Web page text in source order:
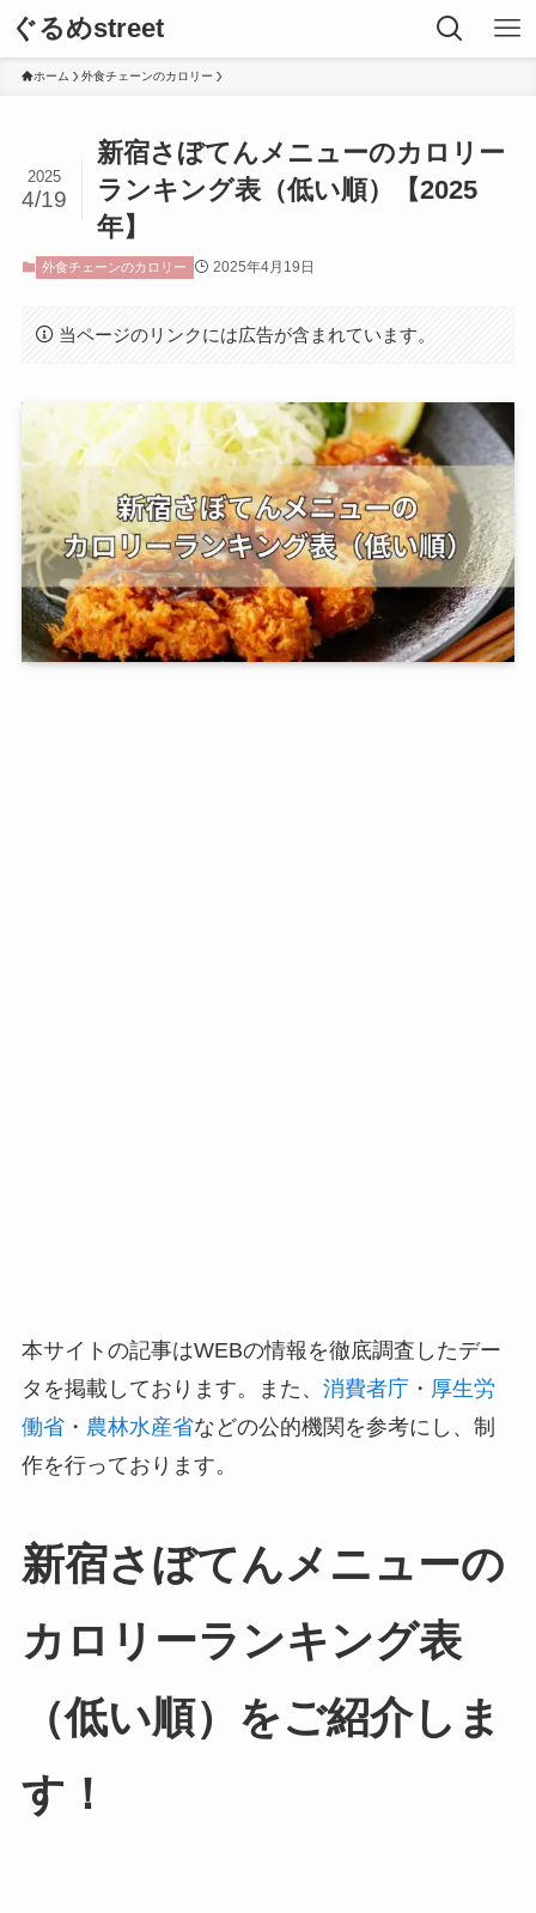
ぐるめstreet
ホーム 外食チェーンのカロリー
新宿さぼてんメニューのカロリー
ランキング表（低い順）【2025
年】
2025
4/19
外食チェーンのカロリー 2025年4月19日
当ページのリンクには広告が含まれています。
本サイトの記事はWEBの情報を徹底調査したデー
タを掲載しております。また、 消費者庁・ 厚生労
働省・ 農林水産省などの公的機関を参考にし、制
作を行っております。
新宿さぼてんメニューの
カロリーランキング表
（低い順）をご紹介しま
す！